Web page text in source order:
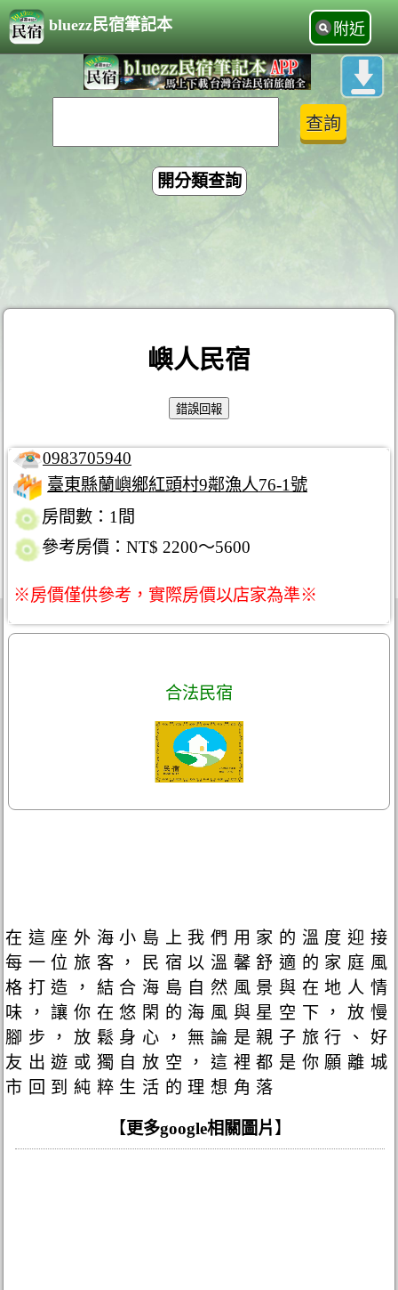
bluezz民宿筆記本 附近
開分類查詢
嶼人民宿
0983705940
臺東縣蘭嶼鄉紅頭村9鄰漁人76-1號
房間數：1間
參考房價：NT$ 2200～5600
※房價僅供參考，實際房價以店家為準※
合法民宿
在這座外海小島上我們用家的溫度迎接
每一位旅客，民宿以溫馨舒適的家庭風
格打造，結合海島自然風景與在地人情
味，讓你在悠閑的海風與星空下，放慢
腳步，放鬆身心，無論是親子旅行、好
友出遊或獨自放空，這裡都是你願離城
市回到純粹生活的理想角落
【更多google相關圖片 】